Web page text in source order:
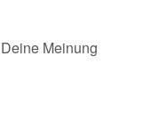
Meinung